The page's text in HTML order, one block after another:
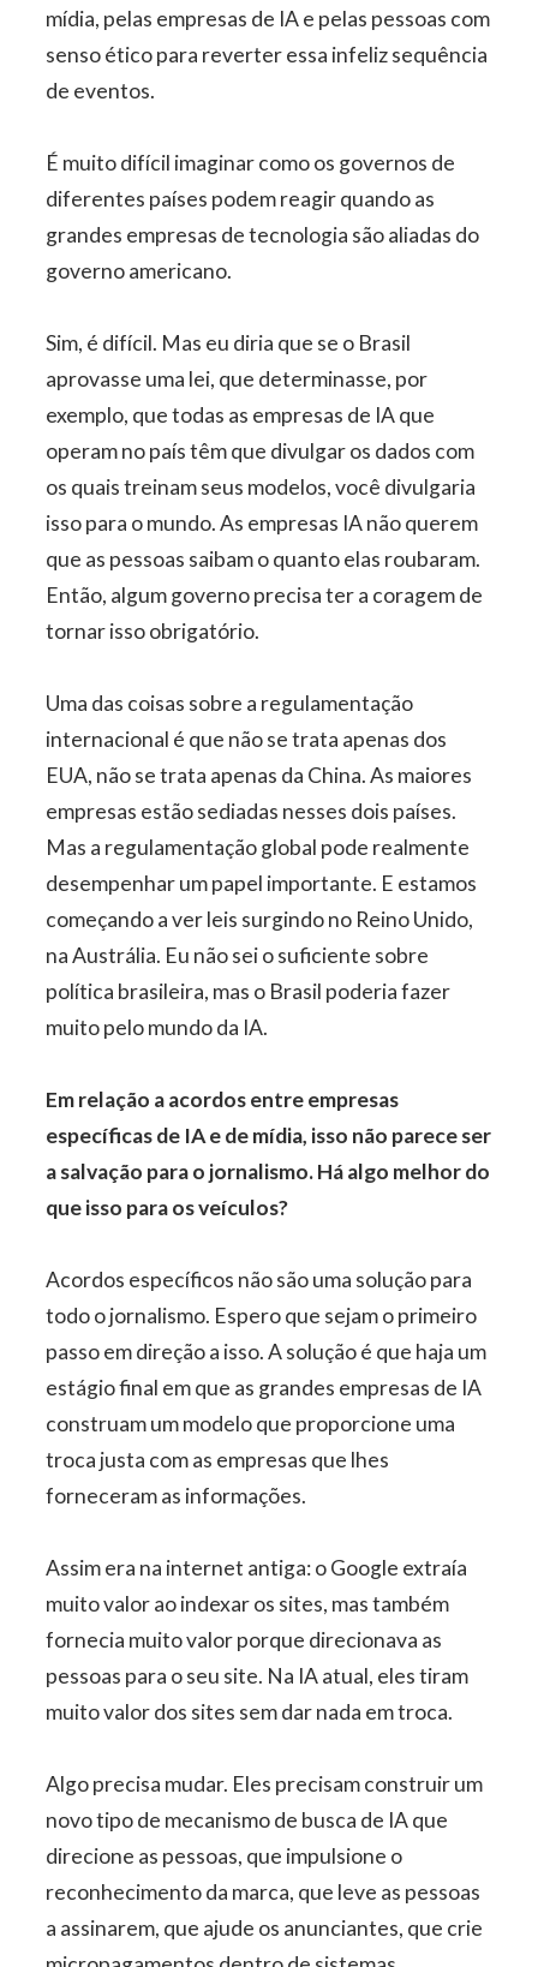
mídia, pelas empresas de IA e pelas pessoas com
senso ético para reverter essa infeliz sequência
de eventos.
É muito difícil imaginar como os governos de
diferentes países podem reagir quando as
grandes empresas de tecnologia são aliadas do
governo americano.
Sim, é difícil. Mas eu diria que se o Brasil
aprovasse uma lei, que determinasse, por
exemplo, que todas as empresas de IA que
operam no país têm que divulgar os dados com
os quais treinam seus modelos, você divulgaria
isso para o mundo. As empresas IA não querem
que as pessoas saibam o quanto elas roubaram.
Então, algum governo precisa ter a coragem de
tornar isso obrigatório.
Uma das coisas sobre a regulamentação
internacional é que não se trata apenas dos
EUA, não se trata apenas da China. As maiores
empresas estão sediadas nesses dois países.
Mas a regulamentação global pode realmente
desempenhar um papel importante. E estamos
começando a ver leis surgindo no Reino Unido,
na Austrália. Eu não sei o suficiente sobre
política brasileira, mas o Brasil poderia fazer
muito pelo mundo da IA.
Em relação a acordos entre empresas
específicas de IA e de mídia, isso não parece ser
a salvação para o jornalismo. Há algo melhor do
que isso para os veículos?
Acordos específicos não são uma solução para
todo o jornalismo. Espero que sejam o primeiro
passo em direção a isso. A solução é que haja um
estágio final em que as grandes empresas de IA
construam um modelo que proporcione uma
troca justa com as empresas que lhes
forneceram as informações.
Assim era na internet antiga: o Google extraía
muito valor ao indexar os sites, mas também
fornecia muito valor porque direcionava as
pessoas para o seu site. Na IA atual, eles tiram
muito valor dos sites sem dar nada em troca.
Algo precisa mudar. Eles precisam construir um
novo tipo de mecanismo de busca de IA que
direcione as pessoas, que impulsione o
reconhecimento da marca, que leve as pessoas
a assinarem, que ajude os anunciantes, que crie